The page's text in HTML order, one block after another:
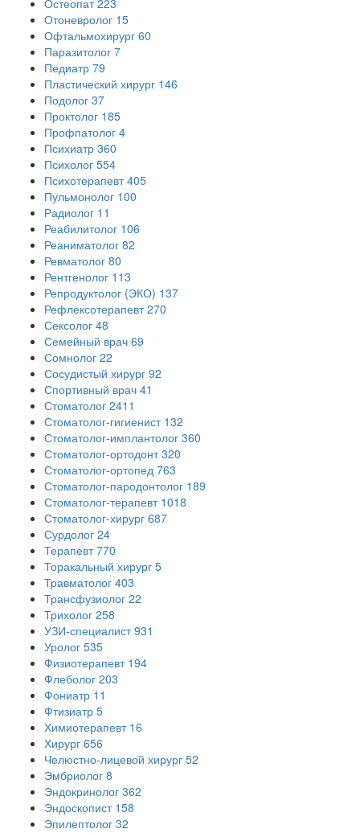
Остеопат 223
Отоневролог 15
Офтальмохирург 60
Паразитолог 7
Педиатр 79
Пластический хирург 146
Подолог 37
Проктолог 185
Профпатолог 4
Психиатр 360
Психолог 554
Психотерапевт 405
Пульмонолог 100
Радиолог 11
Реабилитолог 106
Реаниматолог 82
Ревматолог 80
Рентгенолог 113
Репродуктолог (ЭКО) 137
Рефлексотерапевт 270
Сексолог 48
Семейный врач 69
Сомнолог 22
Сосудистый хирург 92
Спортивный врач 41
Стоматолог 2411
Стоматолог-гигиенист 132
Стоматолог-имплантолог 360
Стоматолог-ортодонт 320
Стоматолог-ортопед 763
Стоматолог-пародонтолог 189
Стоматолог-терапевт 1018
Стоматолог-хирург 687
Сурдолог 24
Терапевт 770
Торакальный хирург 5
Травматолог 403
Трансфузиолог 22
Трихолог 258
УЗИ-специалист 931
Уролог 535
Физиотерапевт 194
Флеболог 203
Фониатр 11
Фтизиатр 5
Химиотерапевт 16
Хирург 656
Челюстно-лицевой хирург 52
Эмбриолог 8
Эндокринолог 362
Эндоскопист 158
Эпилептолог 32